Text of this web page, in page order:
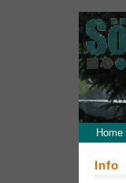
Home
Info